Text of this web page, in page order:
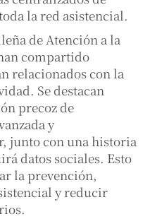
la red asistencial.
de Atención a la
compartido
relacionados con la
Se destacan
precoz de
y
junto con una historia
datos sociales. Esto
la prevención,
y reducir